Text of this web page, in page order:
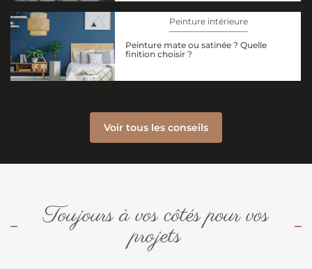
Peinture intérieure
Peinture mate ou satinée ? Quelle
finition choisir ?
Voir tous les conseils
Toujours à vos côtés pour vos
projets